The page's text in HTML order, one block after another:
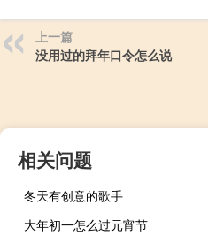
上一篇
没用过的拜年口令怎么说
相关问题
冬天有创意的歌手
大年初一怎么过元宵节